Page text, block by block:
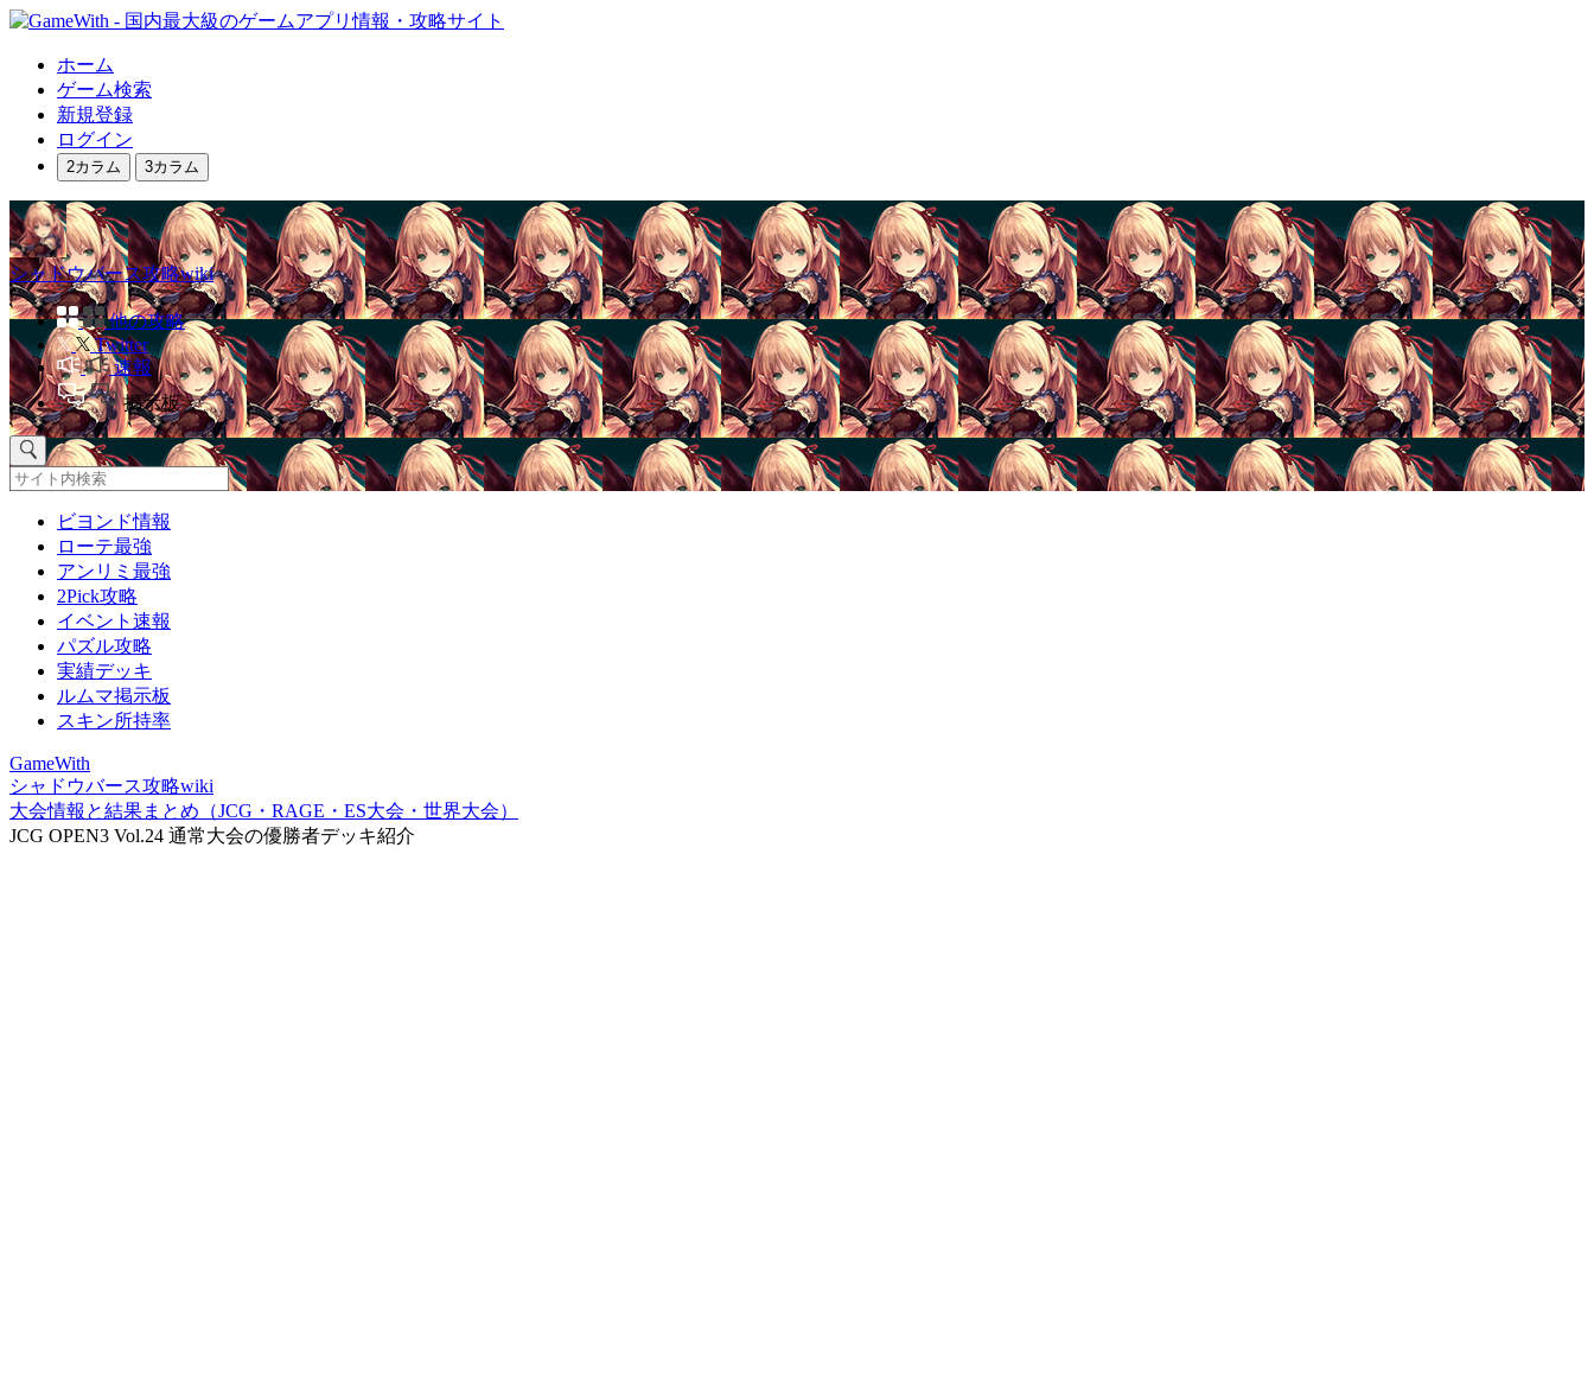
ホーム
ゲーム検索
新規登録
ログイン
2カラム 3カラム
シャドウバース攻略wiki
他の攻略
Twitter
速報
掲示板
ビヨンド情報
ローテ最強
アンリミ最強
2Pick攻略
イベント速報
パズル攻略
実績デッキ
ルムマ掲示板
スキン所持率
GameWith
シャドウバース攻略wiki
大会情報と結果まとめ（JCG・RAGE・ES大会・世界大会）
JCG OPEN3 Vol.24 通常大会の優勝者デッキ紹介